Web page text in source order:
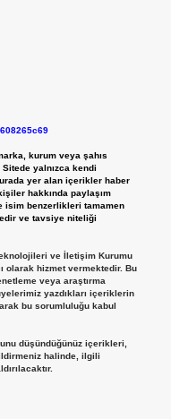
kurum veya şahıs
yalnızca kendi
yer alan içerikler haber
hakkında paylaşım
isim benzerlikleri tamamen
ve tavsiye niteliği
ve İletişim Kurumu
olarak hizmet vermektedir. Bu
veya araştırma
yazdıkları içeriklerin
bu sorumluluğu kabul
düşündüğünüz içerikleri,
halinde, ilgili